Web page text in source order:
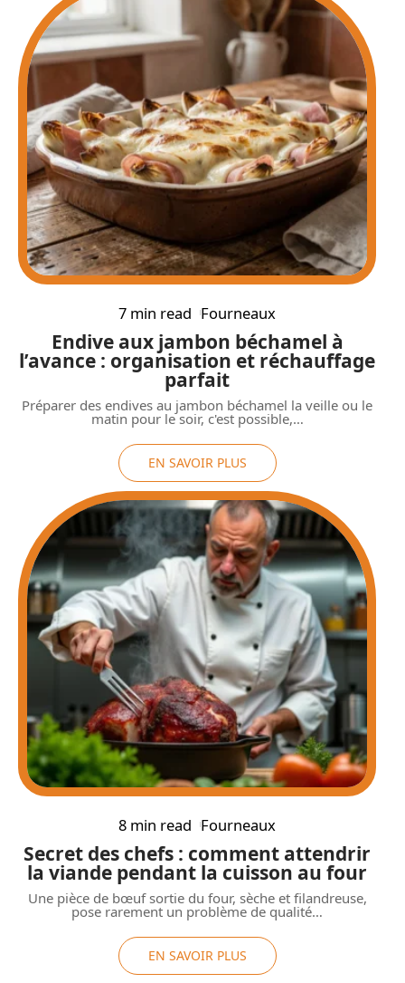
7 min read Fourneaux
Endive aux jambon béchamel à
l’avance : organisation et réchauffage
parfait
Préparer des endives au jambon béchamel la veille ou le
matin pour le soir, c'est possible,…
EN SAVOIR PLUS
8 min read Fourneaux
Secret des chefs : comment attendrir
la viande pendant la cuisson au four
Une pièce de bœuf sortie du four, sèche et filandreuse,
pose rarement un problème de qualité…
EN SAVOIR PLUS